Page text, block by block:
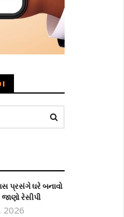
પ્રસંગે ઘરે બનાવો
રેસીપી
2026